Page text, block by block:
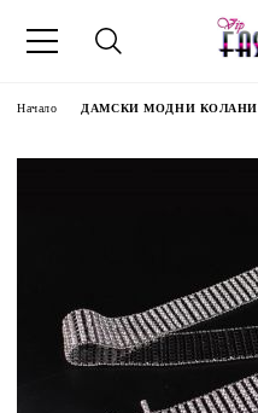
Начало ДАМСКИ МОДНИ КОЛАНИ